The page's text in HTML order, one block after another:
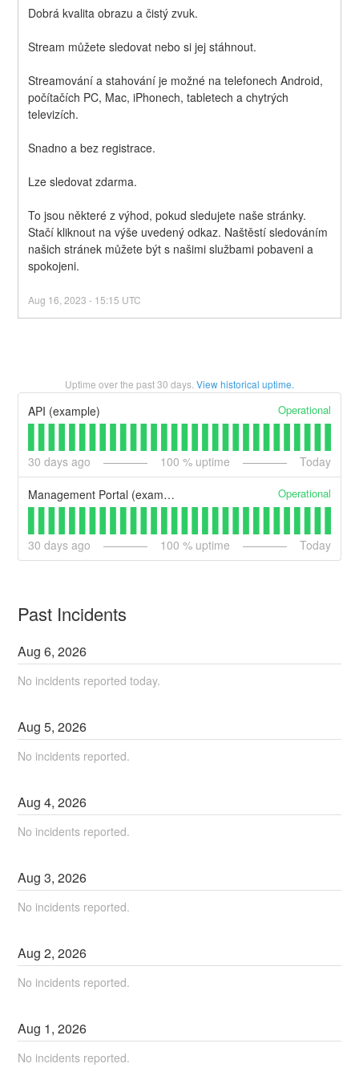
Dobrá kvalita obrazu a čistý zvuk.
Stream můžete sledovat nebo si jej stáhnout.
Streamování a stahování je možné na telefonech Android,
počítačích PC, Mac, iPhonech, tabletech a chytrých
televizích.
Snadno a bez registrace.
Lze sledovat zdarma.
To jsou některé z výhod, pokud sledujete naše stránky.
Stačí kliknout na výše uvedený odkaz. Naštěstí sledováním
našich stránek můžete být s našimi službami pobaveni a
spokojeni.
Aug 16 ,2023 - 15:15 UTC
Uptime over the past30 days. View historical uptime.
API (example) Operational
30 days ago 100 % uptime Today
Management Portal (example) Operational
30 days ago 100 % uptime Today
Past Incidents
Aug6,2026
No incidents reported today.
Aug5,2026
No incidents reported.
Aug4,2026
No incidents reported.
Aug3,2026
No incidents reported.
Aug2,2026
No incidents reported.
Aug 1,2026
No incidents reported.